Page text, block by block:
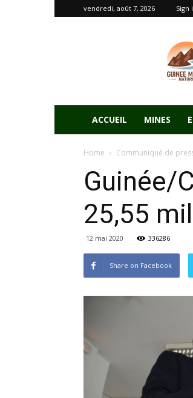
vendredi, août 7, 2026 Sign
ACCUEIL MINES
Home Communiqué de
Guinée/
25,55
12 mai 2020 336286
Share on Facebook